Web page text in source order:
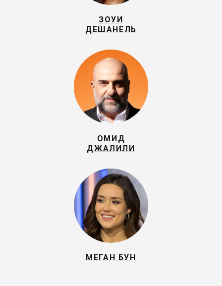
ЗОУИ
ДЕШАНЕЛЬ
ОМИД
ДЖАЛИЛИ
МЕГАН БУН